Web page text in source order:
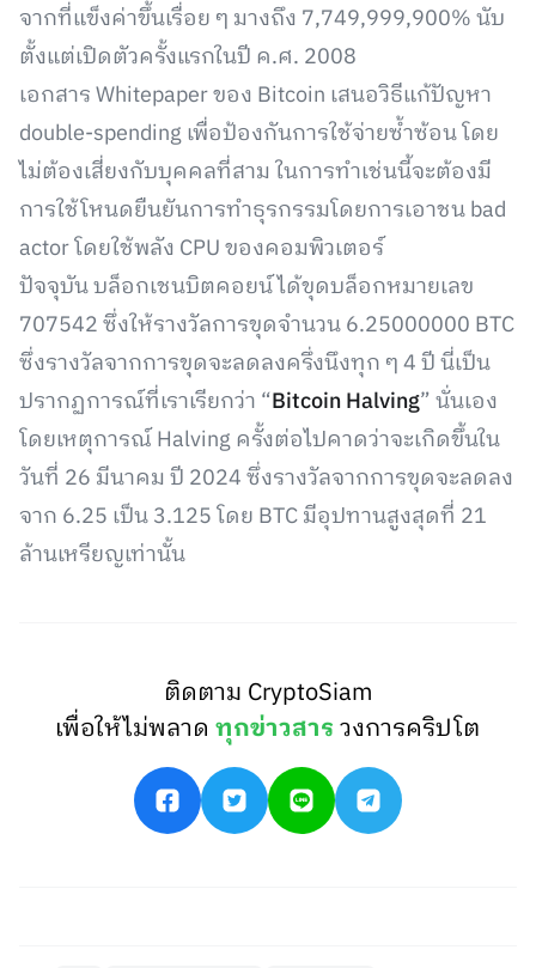
จากที่แข็งค่าขึ้นเรื่อย ๆ มางถึง 7,749,999,900% นับ
ตั้งแต่เปิดตัวครั้งแรกในปี ค.ศ. 2008
เอกสาร Whitepaper ของ Bitcoin เสนอวิธีแก้ปัญหา
double-spending เพื่อป้องกันการใช้จ่ายซ้ำซ้อน โดย
ไม่ต้องเสี่ยงกับบุคคลที่สาม ในการทำเช่นนี้จะต้องมี
การใช้โหนดยืนยันการทำธุรกรรมโดยการเอาชน bad
actor โดยใช้พลัง CPU ของคอมพิวเตอร์
ปัจจุบัน บล็อกเชนบิตคอยน์ ได้ขุดบล็อกหมายเลข
707542 ซึ่งให้รางวัลการขุดจำนวน 6.25000000 BTC
ซึ่งรางวัลจากการขุดจะลดลงครึ่งนึงทุก ๆ 4 ปี นี่เป็น
ปรากฏการณ์ที่เราเรียกว่า “Bitcoin Halving” นั่นเอง
โดยเหตุการณ์ Halving ครั้งต่อไปคาดว่าจะเกิดขึ้นใน
วันที่ 26 มีนาคม ปี 2024 ซึ่งรางวัลจากการขุดจะลดลง
จาก 6.25 เป็น 3.125 โดย BTC มีอุปทานสูงสุดที่ 21
ล้านเหรียญเท่านั้น
ติดตาม CryptoSiam
เพื่อให้ไม่พลาดทุกข่าวสารวงการคริปโต